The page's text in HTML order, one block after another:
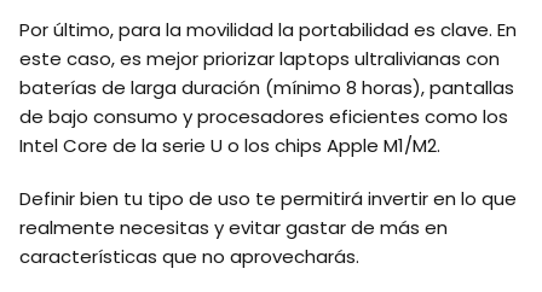
Por último, para la movilidad la portabilidad es clave. En
este caso, es mejor priorizar laptops ultralivianas con
baterías de larga duración (mínimo 8 horas), pantallas
de bajo consumo y procesadores eficientes como los
Intel Core de la serie U o los chips Apple M1/M2.
Definir bien tu tipo de uso te permitirá invertir en lo que
realmente necesitas y evitar gastar de más en
características que no aprovecharás.